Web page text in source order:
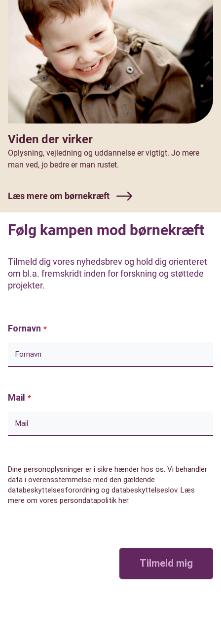
Viden der virker
Oplysning, vejledning og uddannelse er vigtigt. Jo mere
man ved, jo bedre er man rustet.
Læs mere om børnekræft
Følg kampen mod børnekræft
Tilmeld dig vores nyhedsbrev og hold dig orienteret
om bl.a. fremskridt inden for forskning og støttede
projekter.
Fornavn *
Mail *
Dine personoplysninger er i sikre hænder hos os. Vi behandler
data i overensstemmelse med den gældende
databeskyttelsesforordning og databeskyttelseslov. Læs
mere om vores persondatapolitik her.